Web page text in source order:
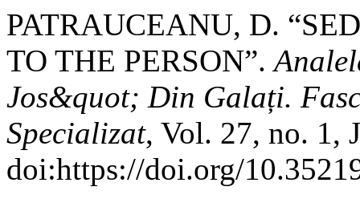
PATRAUCEANU, D.
TO THE PERSON”.
Jos&quot; Din Galați.
Specializat, Vol. 27, no. 1,
doi:https://doi.org/